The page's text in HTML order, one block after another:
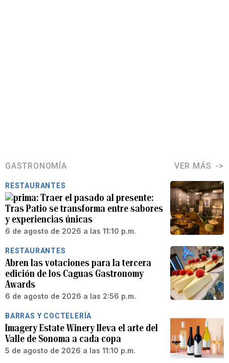
GASTRONOMÍA VER MÁS
RESTAURANTES
Traer el pasado al presente:
Tras Patio se transforma entre sabores
y experiencias únicas
6 de agosto de 2026 a las 11:10 p.m.
RESTAURANTES
Abren las votaciones para la tercera
edición de los Caguas Gastronomy
Awards
6 de agosto de 2026 a las 2:56 p.m.
BARRAS Y COCTELERÍA
Imagery Estate Winery lleva el arte del
Valle de Sonoma a cada copa
5 de agosto de 2026 a las 11:10 p.m.